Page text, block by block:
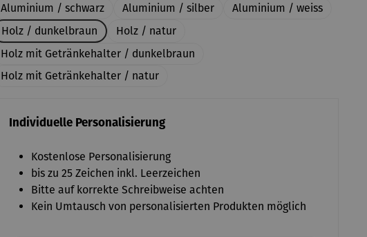
Aluminium / schwarz Aluminium / silber
Aluminium / weiss
Holz / dunkelbraun
Holz / natur
Holz mit Getränkehalter / dunkelbraun
Holz mit Getränkehalter / natur
Individuelle Personalisierung
Kostenlose Personalisierung
bis zu 25 Zeichen inkl. Leerzeichen
Bitte auf korrekte Schreibweise achten
Kein Umtausch von personalisierten Produkten möglich